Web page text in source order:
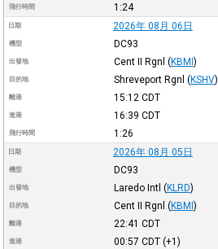
飛行時間 1:24
日期 2026年 08月 06日
機型 DC93
出發地 Cent II Rgnl (KBMI)
目的地 Shreveport Rgnl (KSHV)
離港 15:12 CDT
進港 16:39 CDT
飛行時間 1:26
日期 2026年 08月 05日
機型 DC93
出發地 Laredo Intl (KLRD)
目的地 Cent II Rgnl (KBMI)
離港 22:41 CDT
進港 00:57 CDT(+1)